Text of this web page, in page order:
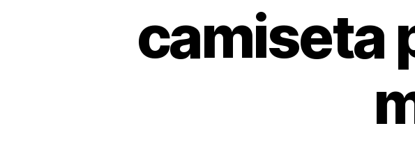
camiseta